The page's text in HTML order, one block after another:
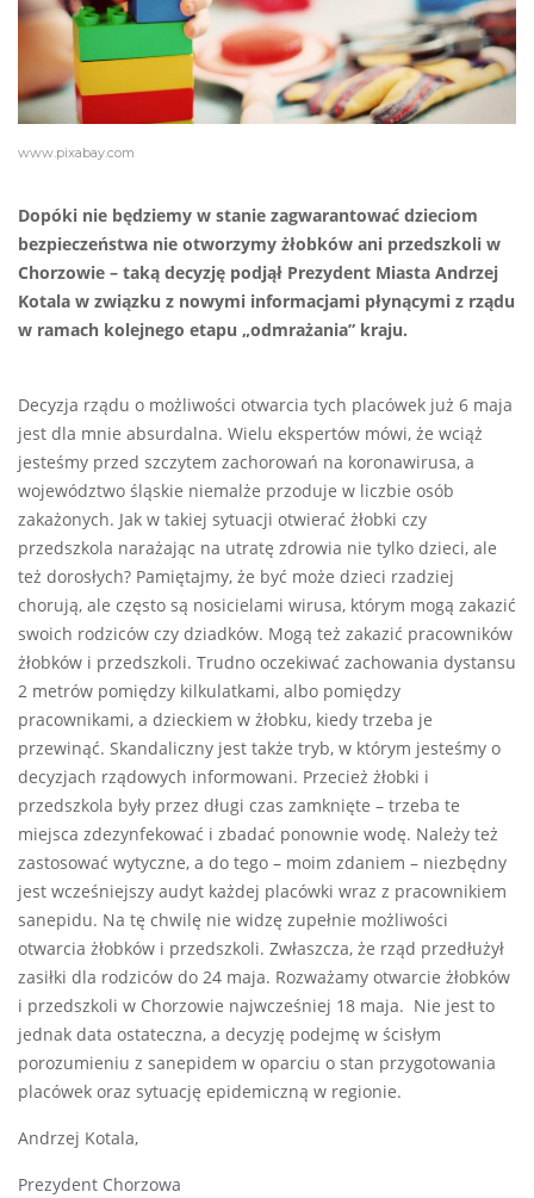
www.pixabay.com
Dopóki nie będziemy w stanie zagwarantować dzieciom
bezpieczeństwa nie otworzymy żłobków ani przedszkoli w
Chorzowie – taką decyzję podjął Prezydent Miasta Andrzej
Kotala w związku z nowymi informacjami płynącymi z rządu
w ramach kolejnego etapu „odmrażania” kraju.
Decyzja rządu o możliwości otwarcia tych placówek już 6 maja
jest dla mnie absurdalna. Wielu ekspertów mówi, że wciąż
jesteśmy przed szczytem zachorowań na koronawirusa, a
województwo śląskie niemalże przoduje w liczbie osób
zakażonych. Jak w takiej sytuacji otwierać żłobki czy
przedszkola narażając na utratę zdrowia nie tylko dzieci, ale
też dorosłych? Pamiętajmy, że być może dzieci rzadziej
chorują, ale często są nosicielami wirusa, którym mogą zakazić
swoich rodziców czy dziadków. Mogą też zakazić pracowników
żłobków i przedszkoli. Trudno oczekiwać zachowania dystansu
2 metrów pomiędzy kilkulatkami, albo pomiędzy
pracownikami, a dzieckiem w żłobku, kiedy trzeba je
przewinąć. Skandaliczny jest także tryb, w którym jesteśmy o
decyzjach rządowych informowani. Przecież żłobki i
przedszkola były przez długi czas zamknięte – trzeba te
miejsca zdezynfekować i zbadać ponownie wodę. Należy też
zastosować wytyczne, a do tego – moim zdaniem – niezbędny
jest wcześniejszy audyt każdej placówki wraz z pracownikiem
sanepidu. Na tę chwilę nie widzę zupełnie możliwości
otwarcia żłobków i przedszkoli. Zwłaszcza, że rząd przedłużył
zasiłki dla rodziców do 24 maja. Rozważamy otwarcie żłobków
i przedszkoli w Chorzowie najwcześniej 18 maja. Nie jest to
jednak data ostateczna, a decyzję podejmę w ścisłym
porozumieniu z sanepidem w oparciu o stan przygotowania
placówek oraz sytuację epidemiczną w regionie.
Andrzej Kotala,
Prezydent Chorzowa